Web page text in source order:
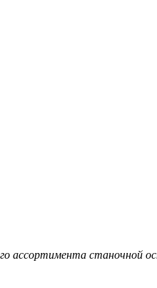
ассортимента станочной